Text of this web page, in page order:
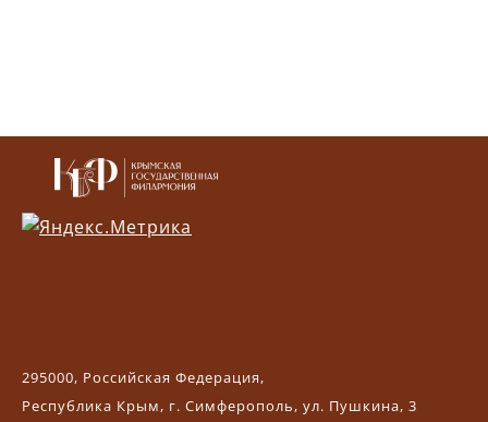
295000, Российская Федерация,
Республика Крым, г. Симферополь, ул. Пушкина, 3